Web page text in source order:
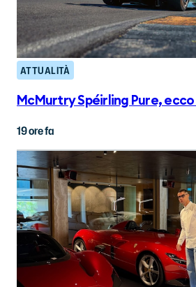
ATTUALITÀ
McMurtry Spéirling Pure,
19 ore fa